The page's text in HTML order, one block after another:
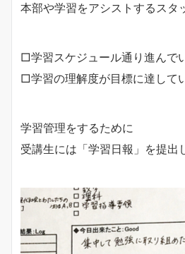
本部や学習をアシストするスタ
□学習スケジュール通り進んで
□学習の理解度が目標に達して
学習管理をするために
受講生には「学習日報」を提出